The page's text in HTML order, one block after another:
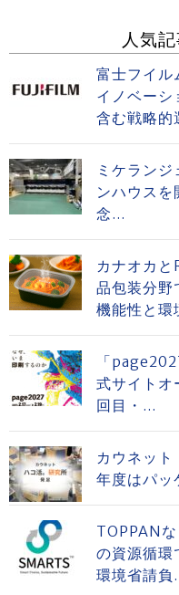
人気
富士フイ
イノベーシ
含む戦略的
ミケラン
ンハウス
念...
カナオカ
品包装分
機能性と環
「
式サイト
回目・...
カウネッ
年度はパッ
TOPPAN
の資源循
環境省請負